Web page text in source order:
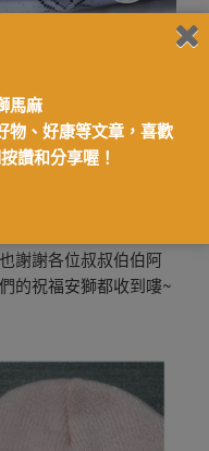
大方巾很實用，安寶
謝謝各位叔叔伯伯阿
的祝福安獅都收到嘍~
馬麻
物、好康等文章，喜歡
讚和分享喔！